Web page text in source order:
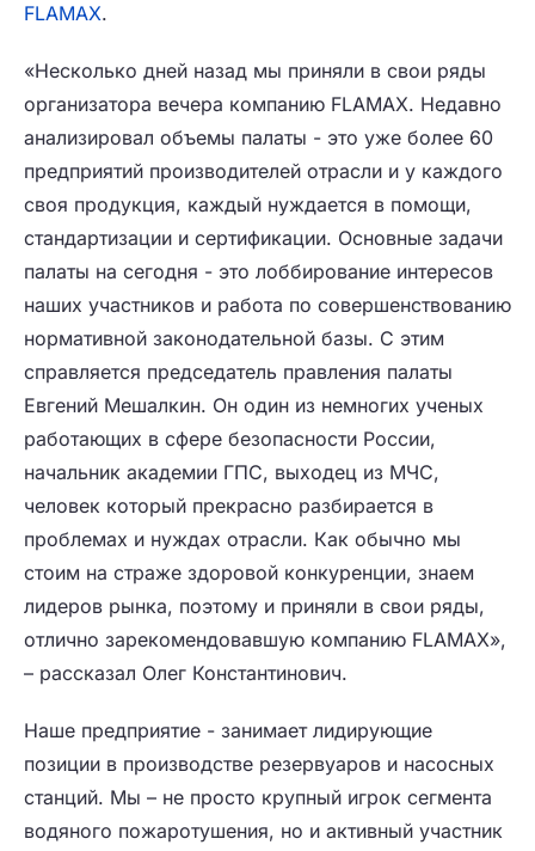
FLAMAX.
«Несколько дней назад мы приняли в свои ряды
организатора вечера компанию FLAMAX. Недавно
анализировал объемы палаты - это уже более 60
предприятий производителей отрасли и у каждого
своя продукция, каждый нуждается в помощи,
стандартизации и сертификации. Основные задачи
палаты на сегодня - это лоббирование интересов
наших участников и работа по совершенствованию
нормативной законодательной базы. С этим
справляется председатель правления палаты
Евгений Мешалкин. Он один из немногих ученых
работающих в сфере безопасности России,
начальник академии ГПС, выходец из МЧС,
человек который прекрасно разбирается в
проблемах и нуждах отрасли. Как обычно мы
стоим на страже здоровой конкуренции, знаем
лидеров рынка, поэтому и приняли в свои ряды,
отлично зарекомендовавшую компанию FLAMAX»,
– рассказал Олег Константинович.
Наше предприятие - занимает лидирующие
позиции в производстве резервуаров и насосных
станций. Мы – не просто крупный игрок сегмента
водяного пожаротушения, но и активный участник